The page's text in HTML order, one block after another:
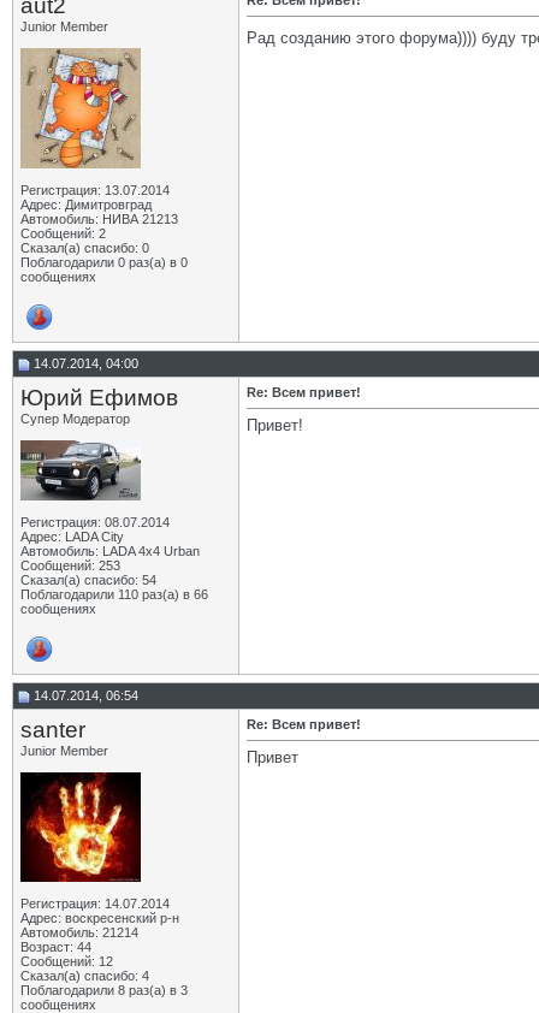
aut2
Junior Member
Регистрация: 13.07.2014
Адрес: Димитровград
Автомобиль: НИВА 21213
Сообщений: 2
Сказал(а) спасибо: 0
Поблагодарили 0 раз(а) в 0
сообщениях
Рад созданию этого форума)))) буду
14.07.2014, 04:00
Юрий Ефимов
Супер Модератор
Регистрация: 08.07.2014
Адрес: LADA City
Автомобиль: LADA 4x4 Urban
Сообщений: 253
Сказал(а) спасибо: 54
Поблагодарили 110 раз(а) в 66
сообщениях
Re: Всем привет!
Привет!
14.07.2014, 06:54
santer
Junior Member
Регистрация: 14.07.2014
Адрес: воскресенский р-н
Автомобиль: 21214
Возраст: 44
Сообщений: 12
Сказал(а) спасибо: 4
Поблагодарили 8 раз(а) в 3
сообщениях
Re: Всем привет!
Привет